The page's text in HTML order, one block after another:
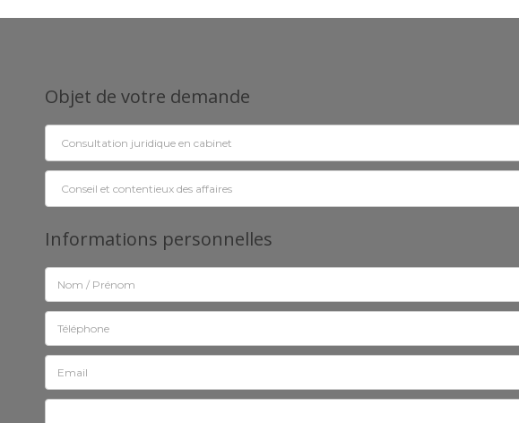
Objet de votre demande
Informations personnelles